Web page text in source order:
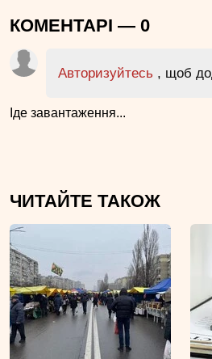
КОМЕНТАРІ — 0
Авторизуйтесь , щоб
Іде завантаження...
ЧИТАЙТЕ ТАКОЖ